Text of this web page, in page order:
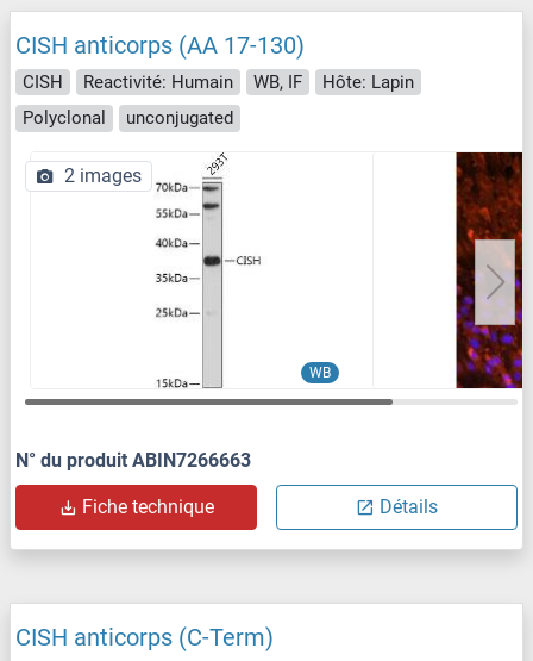
CISH anticorps (AA 17-130)
CISH Reactivité: Humain WB, IF
Hôte: Lapin
Polyclonal
unconjugated
WB
2 images
N° du produit ABIN7266663
Fiche technique Détails
CISH anticorps (C-Term)